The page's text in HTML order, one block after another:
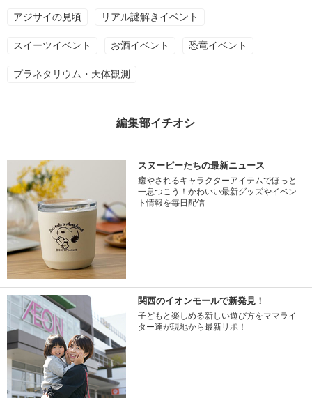
アジサイの見頃 リアル謎解きイベント
スイーツイベント お酒イベント 恐竜イベント
プラネタリウム・天体観測
編集部イチオシ
スヌーピーたちの最新ニュース
癒やされるキャラクターアイテムでほっと
一息つこう！かわいい最新グッズやイベン
ト情報を毎日配信
関西のイオンモールで新発見！
子どもと楽しめる新しい遊び方をママライ
ター達が現地から最新リポ！